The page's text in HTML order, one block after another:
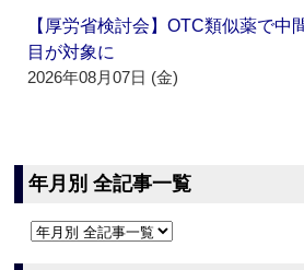
【厚労省検討会】OTC類似薬で中
目が対象に
2026年08月07日 (金)
年月別 全記事一覧